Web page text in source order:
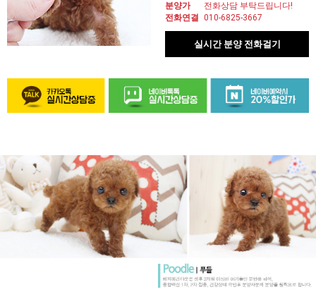
분양가
전화상담 부탁드립니다!
전화연결 010-6825-3667
실시간 분양 전화걸기